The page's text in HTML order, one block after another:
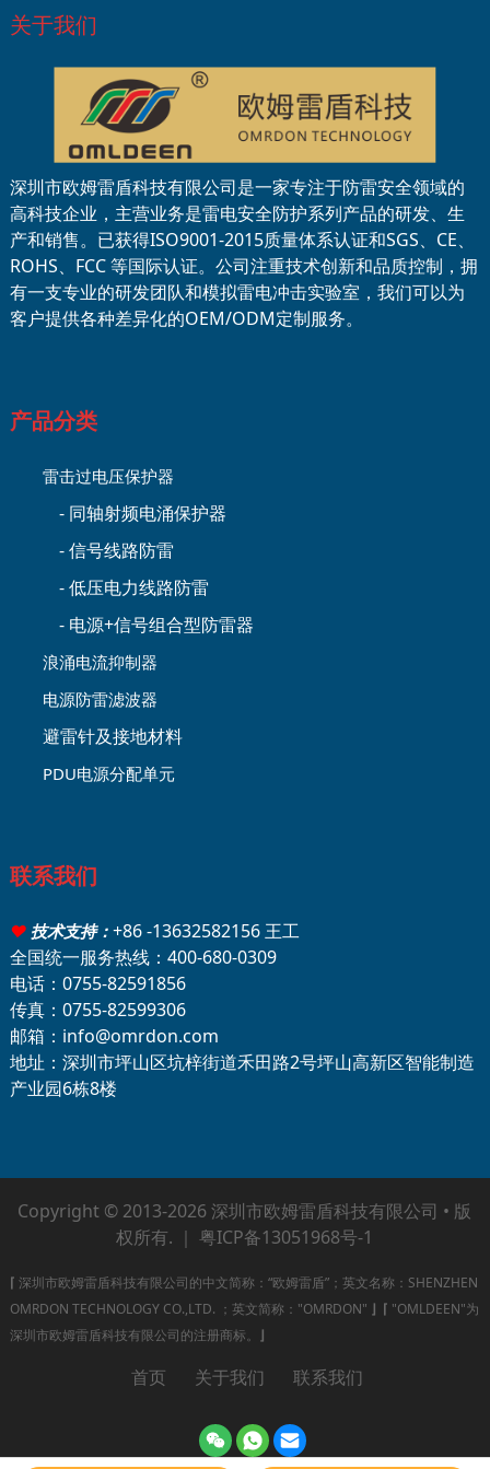
关于我们
深圳市欧姆雷盾科技有限公司是一家专注于防雷安全领域的
高科技企业，主营业务是雷电安全防护系列产品的研发、生
产和销售。已获得ISO9001-2015质量体系认证和SGS、CE、
ROHS、FCC 等国际认证。公司注重技术创新和品质控制，拥
有一支专业的研发团队和模拟雷电冲击实验室，我们可以为
客户提供各种差异化的OEM/ODM定制服务。
产品分类
雷击过电压保护器
- 同轴射频电涌保护器
- 信号线路防雷
- 低压电力线路防雷
- 电源+信号组合型防雷器
浪涌电流抑制器
电源防雷滤波器
避雷针及接地材料
PDU电源分配单元
联系我们
♥技术支持： +86 -13632582156 王工
全国统一服务热线：400-680-0309
电话：0755-82591856
传真：0755-82599306
邮箱：info@omrdon.com
地址：深圳市坪山区坑梓街道禾田路2号坪山高新区智能制造
产业园6栋8楼
Copyright © 2013-2026 深圳市欧姆雷盾科技有限公司 • 版
权所有. ｜粤ICP备13051968号-1
⌈ 深圳市欧姆雷盾科技有限公司的中文简称：“欧姆雷盾”；英文名称：SHENZHEN
OMRDON TECHNOLOGY CO.,LTD. ；英文简称："OMRDON" ⌋ ⌈ "OMLDEEN"为
深圳市欧姆雷盾科技有限公司的注册商标。 ⌋
首页 关于我们 联系我们